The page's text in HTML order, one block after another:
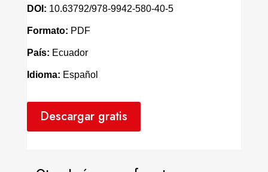
DOI: 10.63792/978-9942-580-40-5
Formato: PDF
País: Ecuador
Idioma: Español
Descargar gratis